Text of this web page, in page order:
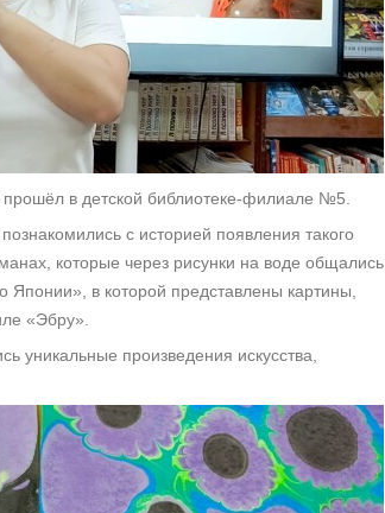
в детской библиотеке-филиале №5.
с историей появления такого
которые через рисунки на воде общались
Японии», в которой представлены картины,
«Эбру».
уникальные произведения искусства,